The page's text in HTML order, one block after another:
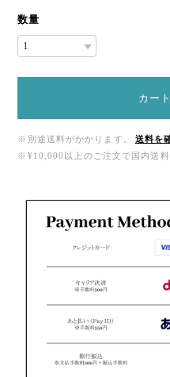
数量
カー
※別途送料がかかります。
送料を
※¥10,000以上のご注文で国内送料